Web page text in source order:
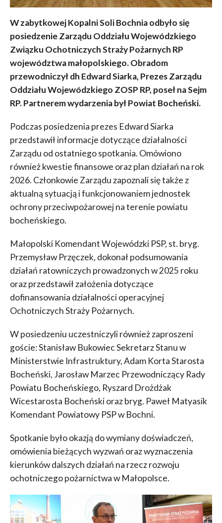
W zabytkowej Kopalni Soli Bochnia odbyło się
posiedzenie Zarządu Oddziału Wojewódzkiego
Związku Ochotniczych Straży Pożarnych RP
województwa małopolskiego. Obradom
przewodniczył dh Edward Siarka, Prezes Zarządu
Oddziału Wojewódzkiego ZOSP RP, poseł na Sejm
RP. Partnerem wydarzenia był Powiat Bocheński.
Podczas posiedzenia prezes Edward Siarka
przedstawił informacje dotyczące działalności
Zarządu od ostatniego spotkania. Omówiono
również kwestie finansowe oraz plan działań na rok
2026. Członkowie Zarządu zapoznali się także z
aktualną sytuacją i funkcjonowaniem jednostek
ochrony przeciwpożarowej na terenie powiatu
bocheńskiego.
Małopolski Komendant Wojewódzki PSP, st. bryg.
Przemysław Przęczek, dokonał podsumowania
działań ratowniczych prowadzonych w 2025 roku
oraz przedstawił założenia dotyczące
dofinansowania działalności operacyjnej
Ochotniczych Straży Pożarnych.
W posiedzeniu uczestniczyli również zaproszeni
goście: Stanisław Bukowiec Sekretarz Stanu w
Ministerstwie Infrastruktury, Adam Korta Starosta
Bocheński, Jarosław Marzec Przewodniczący Rady
Powiatu Bocheńskiego, Ryszard Drożdżak
Wicestarosta Bocheński oraz bryg. Paweł Matyasik
Komendant Powiatowy PSP w Bochni.
Spotkanie było okazją do wymiany doświadczeń,
omówienia bieżących wyzwań oraz wyznaczenia
kierunków dalszych działań na rzecz rozwoju
ochotniczego pożarnictwa w Małopolsce.